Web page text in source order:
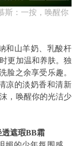
斯：一按，唤醒你
和山羊奶、乳酸杆
更加温和养肤。独
脸之余享受乐趣。
凉的淡奶香和清新
，唤醒你的光洁少
透遮瑕BB霜